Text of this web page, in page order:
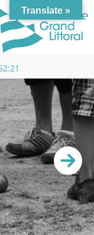
Translate »